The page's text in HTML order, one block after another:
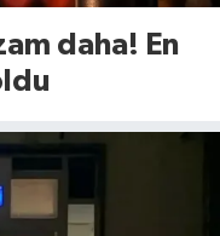
daha! En